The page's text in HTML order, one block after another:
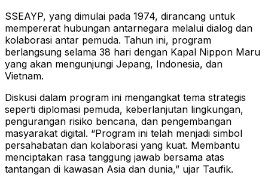
SSEAYP, yang dimulai pada 1974, dirancang untuk
mempererat hubungan antarnegara melalui dialog dan
kolaborasi antar pemuda. Tahun ini, program
berlangsung selama 38 hari dengan Kapal Nippon Maru
yang akan mengunjungi Jepang, Indonesia, dan
Vietnam.
Diskusi dalam program ini mengangkat tema strategis
seperti diplomasi pemuda, keberlanjutan lingkungan,
pengurangan risiko bencana, dan pengembangan
masyarakat digital. “Program ini telah menjadi simbol
persahabatan dan kolaborasi yang kuat. Membantu
menciptakan rasa tanggung jawab bersama atas
tantangan di kawasan Asia dan dunia,” ujar Taufik.